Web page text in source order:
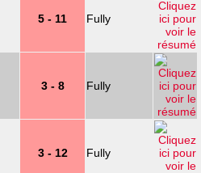
5 - 11 Fully
3 - 8 Fully
3 - 12 Fully